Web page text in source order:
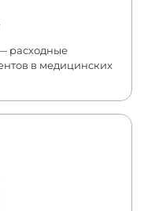
расходные
в медицинских